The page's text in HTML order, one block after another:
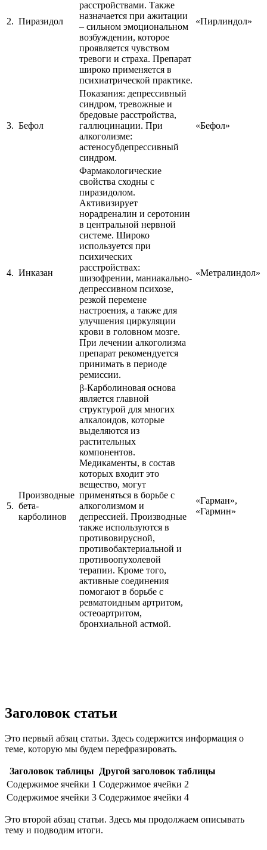
2. Пиразидол
расстройствами. Также
назначается при ажитации
– сильном эмоциональном
возбуждении, которое
проявляется чувством
тревоги и страха. Препарат
широко применяется в
психиатрической практике.
«Пирлиндол»
3. Бефол
Показания: депрессивный
синдром, тревожные и
бредовые расстройства,
галлюцинации. При
алкоголизме:
астеносубдепрессивный
синдром.
«Бефол»
4. Инказан
Фармакологические
свойства сходны с
пиразидолом.
Активизирует
норадреналин и серотонин
в центральной нервной
системе. Широко
используется при
психических
расстройствах:
шизофрении, маниакально-
депрессивном психозе,
резкой перемене
настроения, а также для
улучшения циркуляции
крови в головном мозге.
При лечении алкоголизма
препарат рекомендуется
принимать в периоде
ремиссии.
«Метралиндол»
5.
Производные
бета-
карболинов
β-Карболиновая основа
является главной
структурой для многих
алкалоидов, которые
выделяются из
растительных
компонентов.
Медикаменты, в состав
которых входит это
вещество, могут
применяться в борьбе с
алкоголизмом и
депрессией. Производные
также используются в
противовирусной,
противобактериальной и
противоопухолевой
терапии. Кроме того,
активные соединения
помогают в борьбе с
ревматоидным артритом,
остеоартритом,
бронхиальной астмой.
«Гарман»,
«Гармин»
Заголовок статьи
Это первый абзац статьи. Здесь содержится информация о
теме, которую мы будем перефразировать.
Заголовок таблицы
Другой заголовок таблицы
Содержимое ячейки 1 Содержимое ячейки 2
Содержимое ячейки 3 Содержимое ячейки 4
Это второй абзац статьи. Здесь мы продолжаем описывать
тему и подводим итоги.